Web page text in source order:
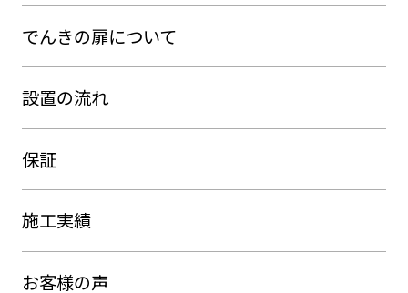
でんきの扉について
設置の流れ
保証
施工実績
お客様の声